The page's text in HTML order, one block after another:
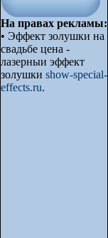
На правах рекламы:
• Эффект золушки на
свадьбе цена -
лазерныи эффект
золушки show-special-
effects.ru.